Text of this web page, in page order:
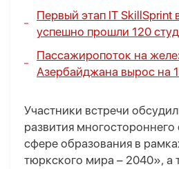
Первый этап IT SkillSprint
успешно прошли 120
Пассажиропоток на
Азербайджана вырос на
Участники встречи
развития многостороннего
сфере образования в
тюркского мира – 2040», а